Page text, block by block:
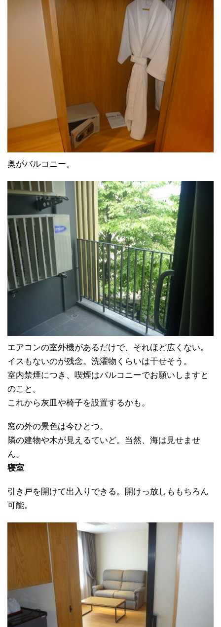
奥がバルコニー。
エアコンの室外機があるだけで、それほど広くない。
イスもないのが残念。洗濯物くらいは干せそう。
室内禁煙につき、喫煙はバルコニーでお願いしますと
のこと。
これから灰皿や椅子を設置するかも。
窓の外の景色は今ひとつ。
隣の建物や木が見えるていど。当然、海は見せませ
ん。
寝室
引き戸を開けて出入りできる。開けっ放しももちろん
可能。